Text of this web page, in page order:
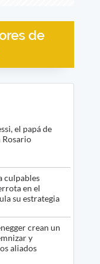
de
el papá de
Rosario
culpables
en el
su estrategia
crean un
y
aliados